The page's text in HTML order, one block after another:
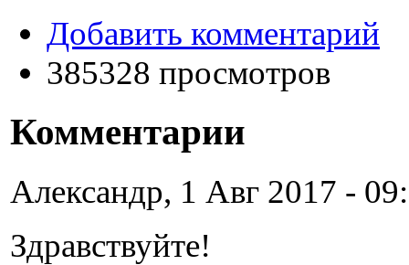
Добавить комментарий
385328 просмотров
Комментарии
Александр, 1 Авг 2017 -
Здравствуйте!